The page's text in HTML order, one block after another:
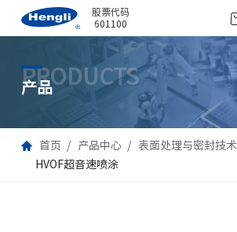
股票代码
601100
PRODUCTS
产品
首页 产品中心 表面处理与密封技术
HVOF超音速喷涂